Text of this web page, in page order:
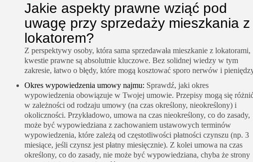
Jakie aspekty prawne wziąć pod
uwagę przy sprzedaży mieszkania z
lokatorem?
Z perspektywy osoby, która sama sprzedawała mieszkanie z lokatorami,
kwestie prawne są absolutnie kluczowe. Bez solidnej wiedzy w tym
zakresie, łatwo o błędy, które mogą kosztować sporo nerwów i
Okres wypowiedzenia umowy najmu: Sprawdź, jaki okres
wypowiedzenia obowiązuje w Twojej umowie. Przepisy mogą się
w zależności od rodzaju umowy (na czas określony, nieokreślony) i
okoliczności. Przykładowo, umowa na czas nieokreślony, co do zasady,
może być wypowiedziana z zachowaniem ustawowych terminów
wypowiedzenia, które zależą od częstotliwości płatności czynszu (np. 3
miesiące, jeśli czynsz jest płatny miesięcznie). Z kolei umowa na czas
określony, co do zasady, nie może być wypowiedziana, chyba że strony